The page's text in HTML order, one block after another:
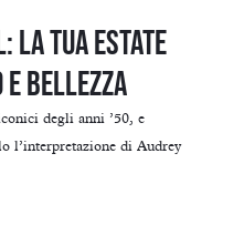
la tua estate
bellezza
degli anni ’50, e
l’interpretazione di Audrey